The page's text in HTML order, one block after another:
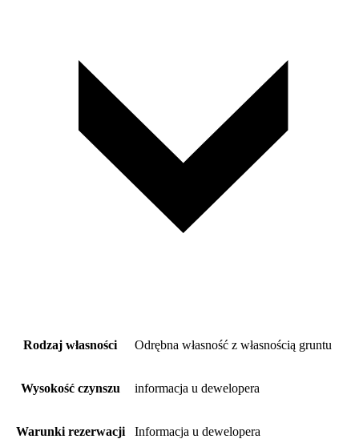
Rodzaj własności Odrębna własność z własnością gruntu
Wysokość czynszu informacja u dewelopera
Warunki rezerwacji Informacja u dewelopera